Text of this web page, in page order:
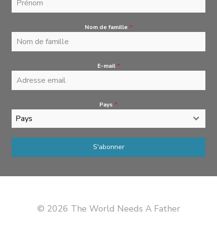
Nom de famille *
E-mail *
Pays *
Pays
S'abonner
© 2026 The World Needs A Father